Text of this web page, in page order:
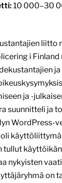
10 000–30
liitto
i Finland
ja -
suunnitteli ja
WordPress-
nykyisten
on